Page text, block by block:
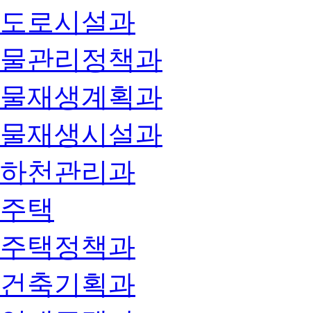
도로시설과
물관리정책과
물재생계획과
물재생시설과
하천관리과
주택
주택정책과
건축기획과